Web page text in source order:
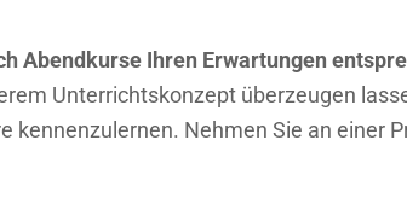
Abendkurse Ihren Erwartungen
Unterrichtskonzept überzeugen
kennenzulernen. Nehmen Sie an einer